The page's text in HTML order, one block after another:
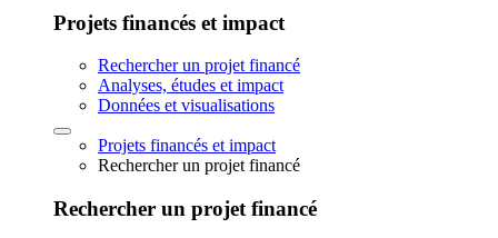
Projets financés et impact
Rechercher un projet financé
Analyses, études et impact
Données et visualisations
Projets financés et impact
Rechercher un projet financé
Rechercher un projet financé